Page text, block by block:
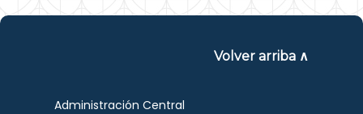
Volver arriba ∧
Administración Central